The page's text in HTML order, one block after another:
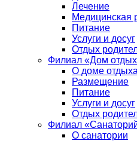
Лечение
Медицинская
Питание
Услуги и досуг
Отдых
Филиал «Дом
О доме отдыха
Размещение
Питание
Услуги и досуг
Отдых
Филиал
О санатории